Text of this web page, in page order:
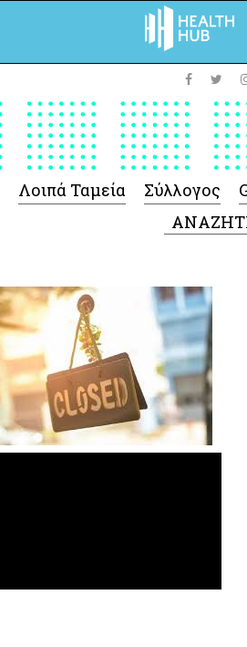
 Ιατροτεχνολογικών
Προϊόντων
-Γενικές πληροφορίες
Σύμβαση Ακουστικών/
Ορθοπεδικά/ Αναπνευστικές
συσκευές
-Σύμβαση Σκευασμάτων Ειδικής
Διατροφής
Λοιπά Ταμεία Σύλλογος